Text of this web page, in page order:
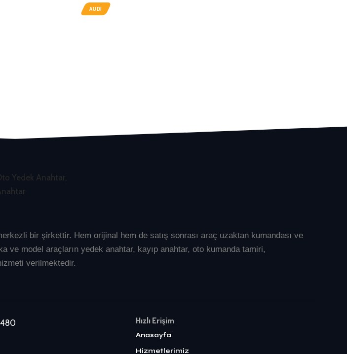
AUDI
bir şirkettir. Hem orijinal hem de satış sonrası araç uzaktan kumandası ve
ve model araçların yedek anahtar, kayıp anahtar, oto kumanda tamiri,
verilmektedir.
Hızlı Erişim
Anasayfa
Hizmetlerimiz